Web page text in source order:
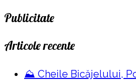
Publicitate
Articole recente
⛰️ Cheile Bicăjelului,